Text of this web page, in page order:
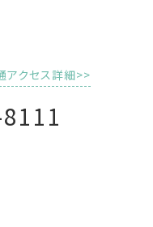
アクセス詳細>>